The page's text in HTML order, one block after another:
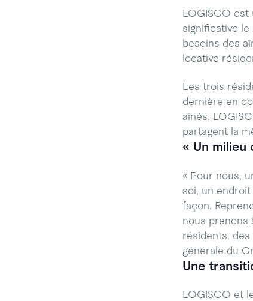
LOGISCO
significative le
besoins des
locative
Les trois
dernière en
aînés.
partagent la
« Un milieu
« Pour nous,
soi, un
façon.
nous prenons
résidents,
générale du
Une
LOGISCO et